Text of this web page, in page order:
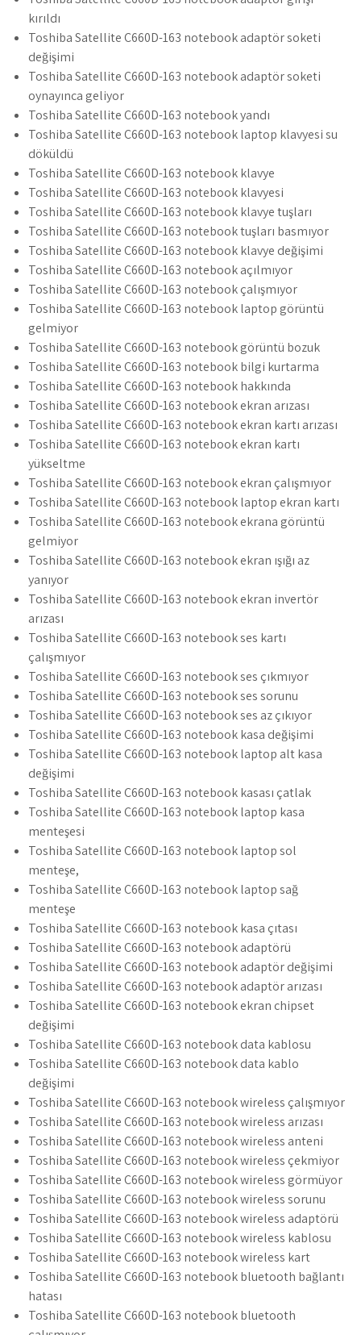
kırıldı
Toshiba Satellite C660D-163 notebook adaptör soketi
değişimi
Toshiba Satellite C660D-163 notebook adaptör soketi
oynayınca geliyor
Toshiba Satellite C660D-163 notebook yandı
Toshiba Satellite C660D-163 notebook laptop klavyesi su
döküldü
Toshiba Satellite C660D-163 notebook klavye
Toshiba Satellite C660D-163 notebook klavyesi
Toshiba Satellite C660D-163 notebook klavye tuşları
Toshiba Satellite C660D-163 notebook tuşları basmıyor
Toshiba Satellite C660D-163 notebook klavye değişimi
Toshiba Satellite C660D-163 notebook açılmıyor
Toshiba Satellite C660D-163 notebook çalışmıyor
Toshiba Satellite C660D-163 notebook laptop görüntü
gelmiyor
Toshiba Satellite C660D-163 notebook görüntü bozuk
Toshiba Satellite C660D-163 notebook bilgi kurtarma
Toshiba Satellite C660D-163 notebook hakkında
Toshiba Satellite C660D-163 notebook ekran arızası
Toshiba Satellite C660D-163 notebook ekran kartı arızası
Toshiba Satellite C660D-163 notebook ekran kartı
yükseltme
Toshiba Satellite C660D-163 notebook ekran çalışmıyor
Toshiba Satellite C660D-163 notebook laptop ekran kartı
Toshiba Satellite C660D-163 notebook ekrana görüntü
gelmiyor
Toshiba Satellite C660D-163 notebook ekran ışığı az
yanıyor
Toshiba Satellite C660D-163 notebook ekran invertör
arızası
Toshiba Satellite C660D-163 notebook ses kartı
çalışmıyor
Toshiba Satellite C660D-163 notebook ses çıkmıyor
Toshiba Satellite C660D-163 notebook ses sorunu
Toshiba Satellite C660D-163 notebook ses az çıkıyor
Toshiba Satellite C660D-163 notebook kasa değişimi
Toshiba Satellite C660D-163 notebook laptop alt kasa
değişimi
Toshiba Satellite C660D-163 notebook kasası çatlak
Toshiba Satellite C660D-163 notebook laptop kasa
menteşesi
Toshiba Satellite C660D-163 notebook laptop sol
menteşe,
Toshiba Satellite C660D-163 notebook laptop sağ
menteşe
Toshiba Satellite C660D-163 notebook kasa çıtası
Toshiba Satellite C660D-163 notebook adaptörü
Toshiba Satellite C660D-163 notebook adaptör değişimi
Toshiba Satellite C660D-163 notebook adaptör arızası
Toshiba Satellite C660D-163 notebook ekran chipset
değişimi
Toshiba Satellite C660D-163 notebook data kablosu
Toshiba Satellite C660D-163 notebook data kablo
değişimi
Toshiba Satellite C660D-163 notebook wireless çalışmıyor
Toshiba Satellite C660D-163 notebook wireless arızası
Toshiba Satellite C660D-163 notebook wireless anteni
Toshiba Satellite C660D-163 notebook wireless çekmiyor
Toshiba Satellite C660D-163 notebook wireless görmüyor
Toshiba Satellite C660D-163 notebook wireless sorunu
Toshiba Satellite C660D-163 notebook wireless adaptörü
Toshiba Satellite C660D-163 notebook wireless kablosu
Toshiba Satellite C660D-163 notebook wireless kart
Toshiba Satellite C660D-163 notebook bluetooth bağlantı
hatası
Toshiba Satellite C660D-163 notebook bluetooth